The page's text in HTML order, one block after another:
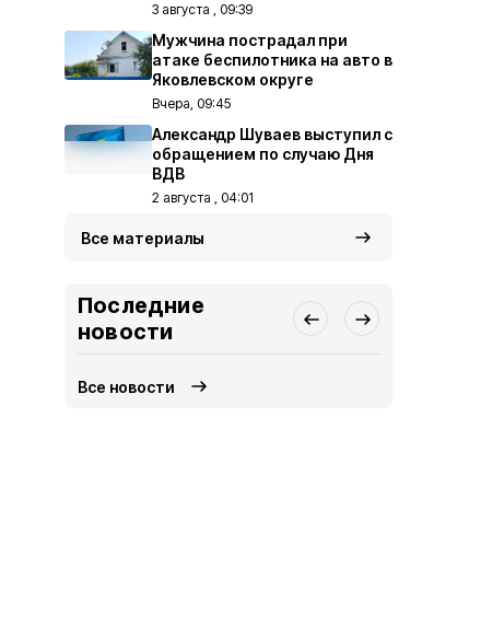
3 августа , 09:39
Мужчина пострадал при
атаке беспилотника на авто в
Яковлевском округе
Вчера, 09:45
Александр Шуваев выступил с
обращением по случаю Дня
ВДВ
2 августа , 04:01
Все материалы
Последние
новости
Все новости